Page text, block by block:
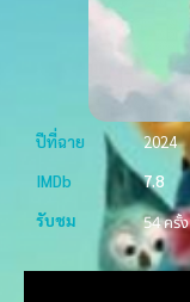
ปีที่ฉาย 2024
IMDb
7.8
รับชม
54 ครั้ง